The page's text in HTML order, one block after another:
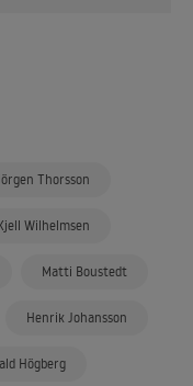
Thorsson
Wilhelmsen
Matti Boustedt
Henrik Johansson
Högberg